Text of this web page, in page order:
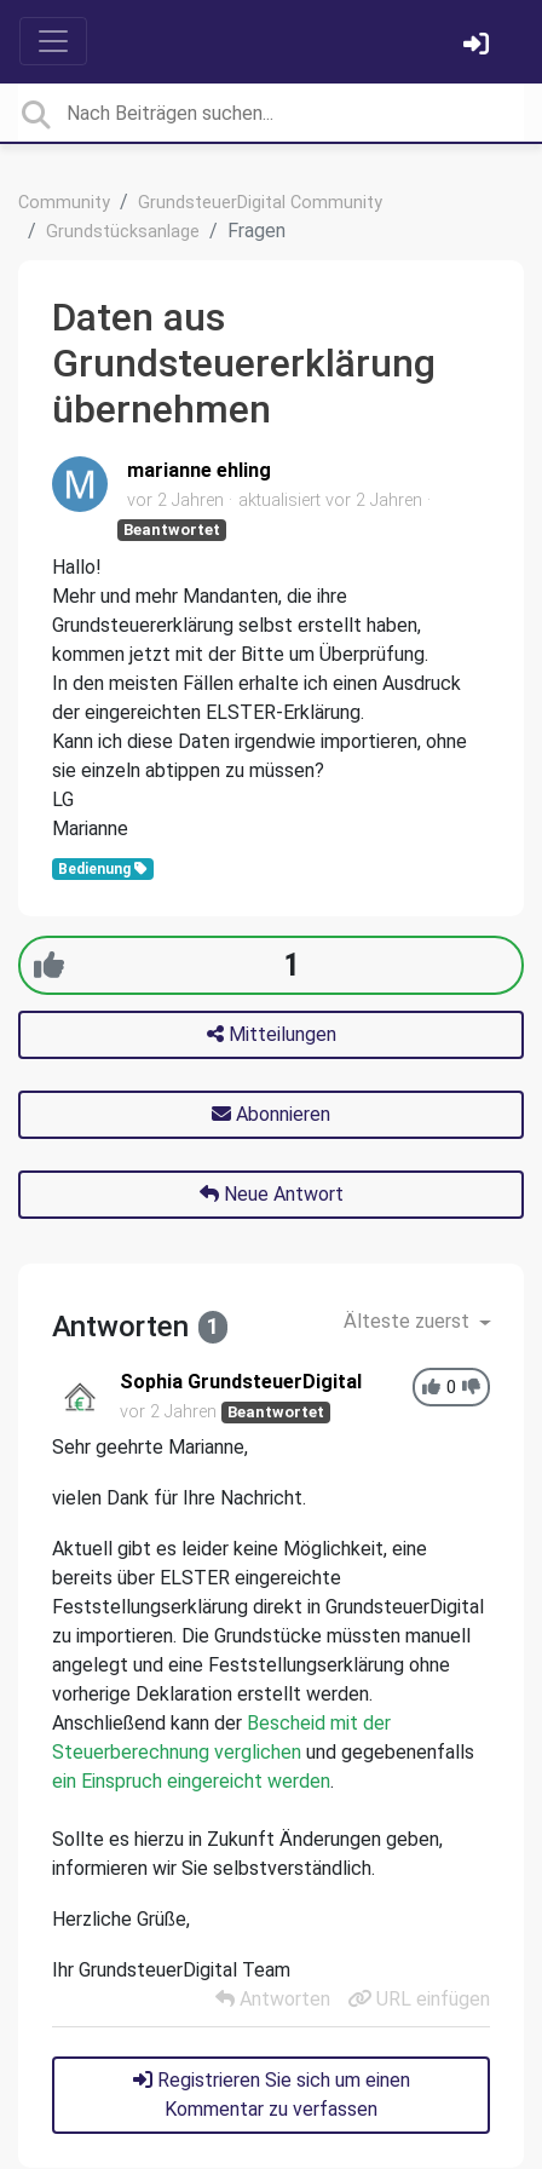
Community
GrundsteuerDigital Community
Grundstücksanlage
Fragen
Daten aus
Grundsteuererklärung
übernehmen
marianne ehling
vor 2 Jahren aktualisiert vor 2 Jahren
Beantwortet
Hallo!
Mehr und mehr Mandanten, die ihre
Grundsteuererklärung selbst erstellt haben,
kommen jetzt mit der Bitte um Überprüfung.
In den meisten Fällen erhalte ich einen Ausdruck
der eingereichten ELSTER-Erklärung.
Kann ich diese Daten irgendwie importieren, ohne
sie einzeln abtippen zu müssen?
LG
Marianne
Bedienung
1
Mitteilungen
Abonnieren
Neue Antwort
Antworten 1 Älteste zuerst
0
Sophia GrundsteuerDigital
vor 2 Jahren Beantwortet
Sehr geehrte Marianne,
vielen Dank für Ihre Nachricht.
Aktuell gibt es leider keine Möglichkeit, eine
bereits über ELSTER eingereichte
Feststellungserklärung direkt in GrundsteuerDigital
zu importieren. Die Grundstücke müssten manuell
angelegt und eine Feststellungserklärung ohne
vorherige Deklaration erstellt werden.
Anschließend kann der Bescheid mit der
Steuerberechnung verglichen und gegebenenfalls
ein Einspruch eingereicht werden.
Sollte es hierzu in Zukunft Änderungen geben,
informieren wir Sie selbstverständlich.
Herzliche Grüße,
Ihr GrundsteuerDigital Team
Antworten
URL einfügen
Registrieren Sie sich um einen
Kommentar zu verfassen